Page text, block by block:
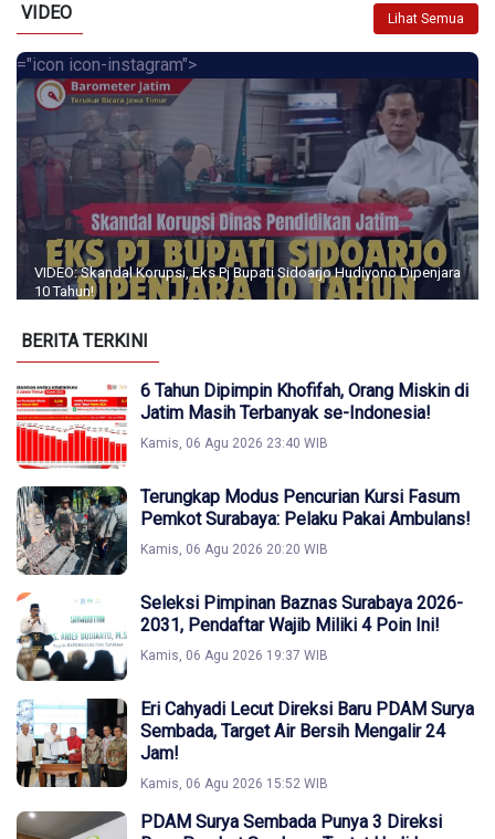
VIDEO Lihat Semua
="icon icon-instagram">
VIDEO: Skandal Korupsi, Eks Pj Bupati Sidoarjo Hudiyono Dipenjara
10 Tahun!
BERITA TERKINI
6 Tahun Dipimpin Khofifah, Orang Miskin di
Jatim Masih Terbanyak se-Indonesia!
Kamis, 06 Agu 2026 23:40 WIB
Terungkap Modus Pencurian Kursi Fasum
Pemkot Surabaya: Pelaku Pakai Ambulans!
Kamis, 06 Agu 2026 20:20 WIB
Seleksi Pimpinan Baznas Surabaya 2026-
2031, Pendaftar Wajib Miliki 4 Poin Ini!
Kamis, 06 Agu 2026 19:37 WIB
Eri Cahyadi Lecut Direksi Baru PDAM Surya
Sembada, Target Air Bersih Mengalir 24
Jam!
Kamis, 06 Agu 2026 15:52 WIB
PDAM Surya Sembada Punya 3 Direksi